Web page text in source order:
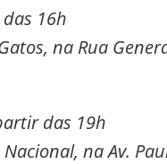
16h
na Rua
das 19h
na Av.